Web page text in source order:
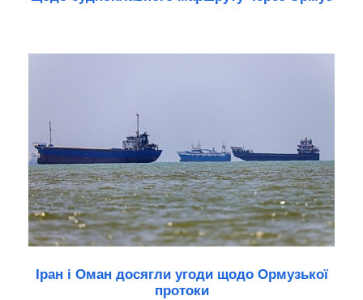
Іран і Оман досягли угоди щодо Ормузької
протоки